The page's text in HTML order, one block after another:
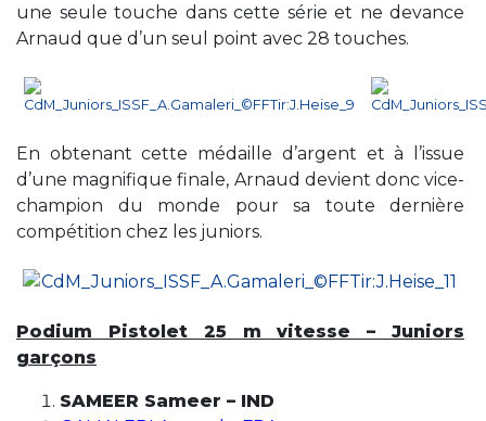
une seule touche dans cette série et ne devance
Arnaud que d’un seul point avec 28 touches.
En obtenant cette médaille d’argent et à l’issue
d’une magnifique finale, Arnaud devient donc vice-
champion du monde pour sa toute dernière
compétition chez les juniors.
Podium Pistolet 25 m vitesse – Juniors
garçons
SAMEER Sameer – IND